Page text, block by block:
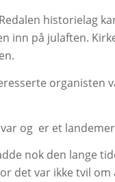
historielag
inn på julaften.
organisten
og er et
nok den lange
det var ikke tvil